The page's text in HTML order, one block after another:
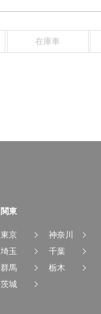
在庫車
関東
東京
神奈川
埼玉
千葉
群馬
栃木
茨城